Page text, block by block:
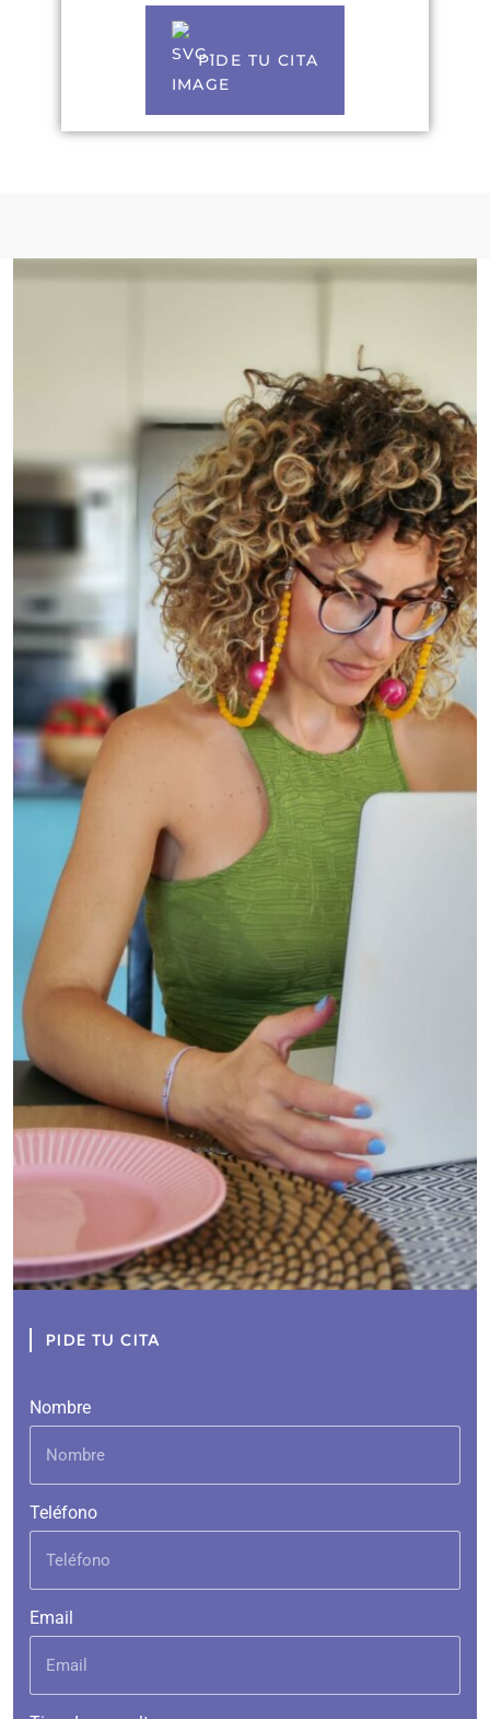
PIDE TU CITA
PIDE TU CITA
Nombre
Teléfono
Email